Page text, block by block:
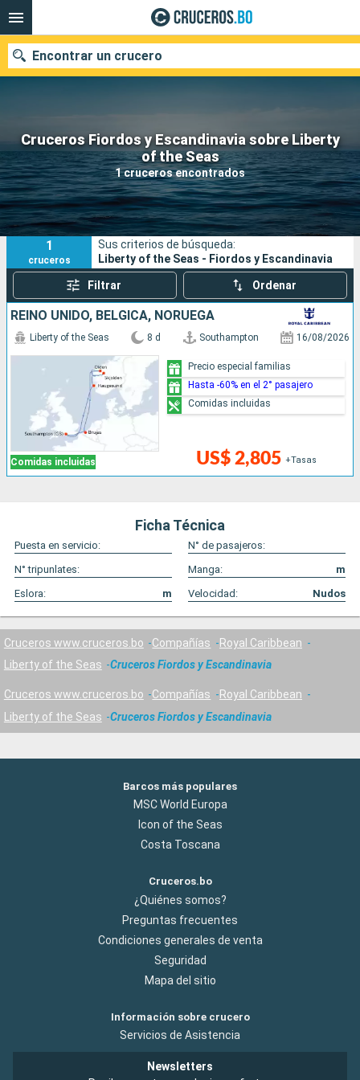
Cruceros Fiordos y Escandinavia sobre Liberty
of the Seas
1 cruceros encontrados
Encontrar un crucero
Nuestros destinos
Fecha de salida
Puertos Compañías
Buscar
1
cruceros
Sus criterios de búsqueda:
Liberty of the Seas - Fiordos y Escandinavia
Filtrar Ordenar
REINO UNIDO, BÉLGICA, NORUEGA
Comidas incluidas
Liberty of the Seas 8 d Southampton 16/08/2026
US$ 2,805 +Tasas
Precio especial familias
Hasta -60% en el 2° pasajero
Comidas incluidas
Ficha Técnica
Puesta en servicio:
N° de pasajeros:
N° tripunlates:
Manga:
m
Eslora:
m Velocidad: Nudos
Cruceros www.cruceros.bo Compañías
Royal Caribbean
Liberty of the Seas
Cruceros Fiordos y Escandinavia
Cruceros www.cruceros.bo Compañías
Royal Caribbean
Liberty of the Seas
Cruceros Fiordos y Escandinavia
Barcos más populares
MSC World Europa
Icon of the Seas
Costa Toscana
Cruceros.bo
¿Quiénes somos?
Preguntas frecuentes
Condiciones generales de venta
Seguridad
Mapa del sitio
Información sobre crucero
Servicios de Asistencia
Newsletters